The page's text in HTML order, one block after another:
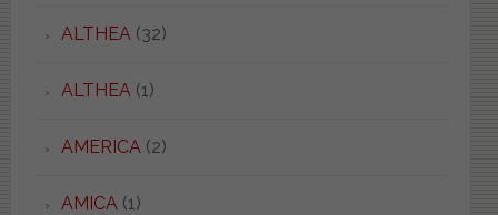
ALTHEA (32)
ALTHEA (1)
AMERICA (2)
AMICA (1)